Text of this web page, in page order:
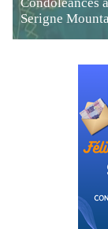
Serigne